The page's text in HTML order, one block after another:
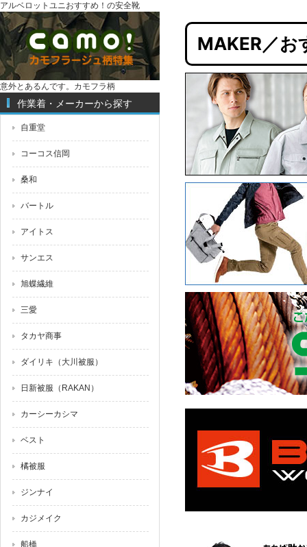
MAKER／お
アルベロットユニおすすめ！の安全靴
意外とあるんです。カモフラ柄
作業着・メーカーから探す
自重堂
コーコス信岡
桑和
バートル
アイトス
サンエス
旭蝶繊維
三愛
タカヤ商事
ダイリキ（大川被服）
日新被服（RAKAN）
カーシーカシマ
ベスト
橘被服
ジンナイ
カジメイク
船橋